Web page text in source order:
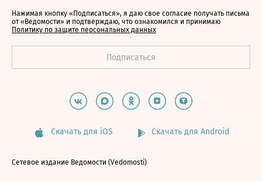
Нажимая кнопку «Подписаться», я даю свое согласие получать письма
от «Ведомости» и подтверждаю, что ознакомился и принимаю
Политику по защите персональных данных
Скачать для iOS Скачать для Android
Сетевое издание Ведомости (Vedomosti)